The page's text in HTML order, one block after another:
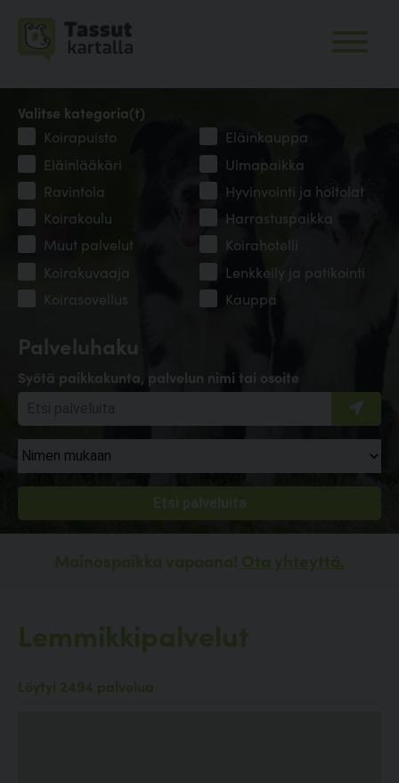
Palveluhaku
Syötä paikkakunta, palvelun nimi tai osoite
Valitse kategoria(t)
Koirapuisto
Eläinkauppa
Eläinlääkäri
Uimapaikka
Ravintola
Hyvinvointi ja hoitolat
Koirakoulu
Harrastuspaikka
Muut palvelut
Koirahotelli
Koirakuvaaja
Lenkkeily ja patikointi
Koirasovellus
Kauppa
Mainospaikka vapaana! Ota yhteyttä.
Lemmikkipalvelut
Löytyi 2494 palvelua